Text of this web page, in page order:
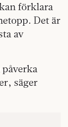
förklara
Det är
av
säger